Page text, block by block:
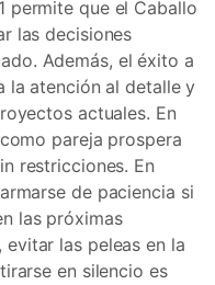
permite que el Caballo
las decisiones
Además, el éxito a
la atención al detalle y
actuales. En
pareja prospera
restricciones. En
de paciencia si
las próximas
evitar las peleas en la
en silencio es